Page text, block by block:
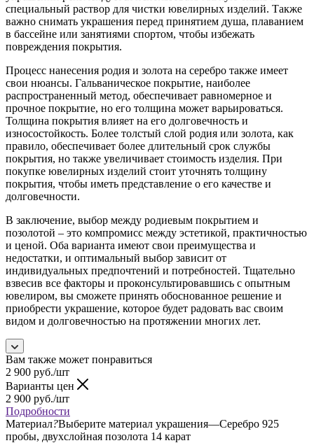
специальный раствор для чистки ювелирных изделий. Также
важно снимать украшения перед принятием душа, плаванием
в бассейне или занятиями спортом, чтобы избежать
повреждения покрытия.
Процесс нанесения родия и золота на серебро также имеет
свои нюансы. Гальваническое покрытие, наиболее
распространенный метод, обеспечивает равномерное и
прочное покрытие, но его толщина может варьироваться.
Толщина покрытия влияет на его долговечность и
износостойкость. Более толстый слой родия или золота, как
правило, обеспечивает более длительный срок службы
покрытия, но также увеличивает стоимость изделия. При
покупке ювелирных изделий стоит уточнять толщину
покрытия, чтобы иметь представление о его качестве и
долговечности.
В заключение, выбор между родиевым покрытием и
позолотой – это компромисс между эстетикой, практичностью
и ценой. Оба варианта имеют свои преимущества и
недостатки, и оптимальный выбор зависит от
индивидуальных предпочтений и потребностей. Тщательно
взвесив все факторы и проконсультировавшись с опытным
ювелиром, вы сможете принять обоснованное решение и
приобрести украшение, которое будет радовать вас своим
видом и долговечностью на протяжении многих лет.
Вам также может понравиться
2 900 руб./шт
Варианты цен
2 900 руб./шт
Подробности
Материал?Выберите материал украшения—Серебро 925
пробы, двухслойная позолота 14 карат